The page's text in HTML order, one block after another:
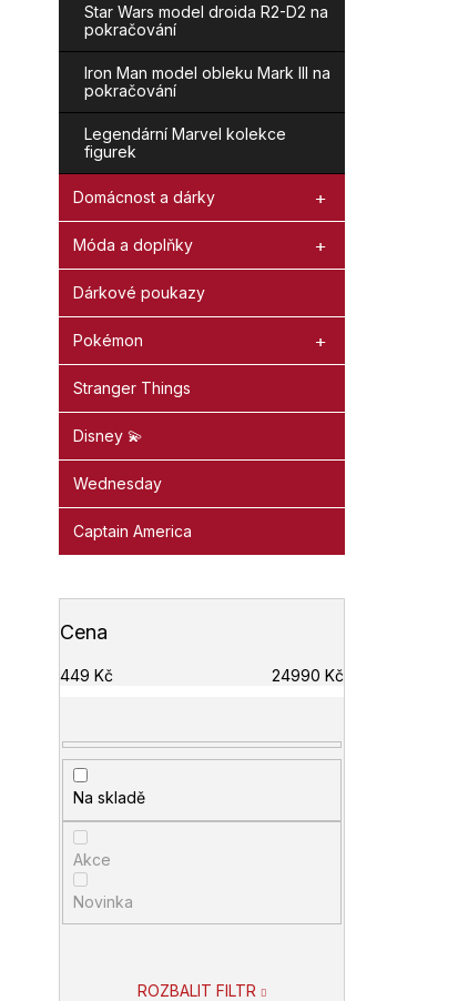
Star Wars model droida R2-D2 na
pokračování
Iron Man model obleku Mark III na
pokračování
Legendární Marvel kolekce
figurek
Domácnost a dárky
Móda a doplňky
Dárkové poukazy
Pokémon
Stranger Things
Disney 💫
Wednesday
Captain America
Cena
449 Kč 24990 Kč
Na skladě
Akce
Novinka
ROZBALIT FILTR